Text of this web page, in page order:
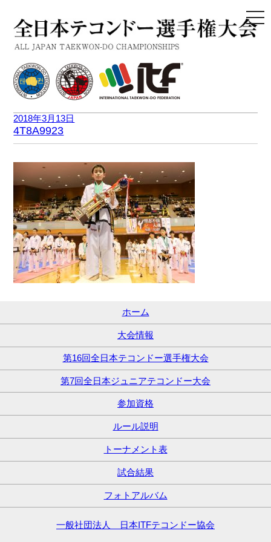
2018年3月13日
4T8A9923
ホーム
大会情報
第16回全日本テコンドー選手権大会
第7回全日本ジュニアテコンドー大会
参加資格
ルール説明
トーナメント表
試合結果
フォトアルバム
一般社団法人 日本ITFテコンドー協会